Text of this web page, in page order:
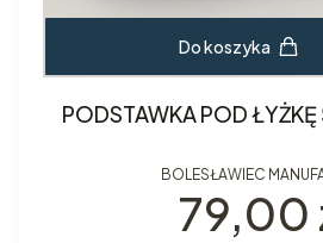
Do koszyka
PODSTAWKA POD ŁYŻKĘ
BOLESŁAWIEC
Cena
79,00